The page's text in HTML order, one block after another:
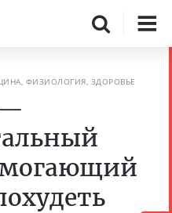
ФИЗИОЛОГИЯ, ЗДОРОВЬЕ